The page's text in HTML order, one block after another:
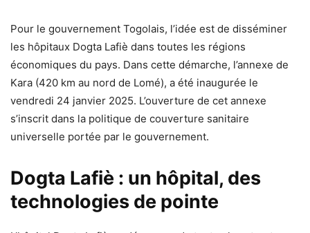
Pour le gouvernement Togolais, l’idée est de disséminer
les hôpitaux Dogta Lafiè dans toutes les régions
économiques du pays. Dans cette démarche, l’annexe de
Kara (420 km au nord de Lomé), a été inaugurée le
vendredi 24 janvier 2025. L’ouverture de cet annexe
s’inscrit dans la politique de couverture sanitaire
universelle portée par le gouvernement.
Dogta Lafiè : un hôpital, des
technologies de pointe